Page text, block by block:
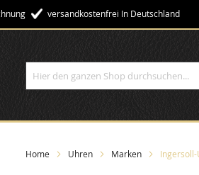
Versandkostenfrei In Deutschland
Home Uhren Marken